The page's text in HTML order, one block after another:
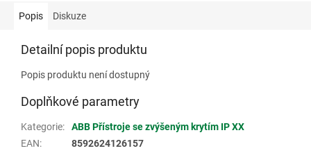
Popis Diskuze
Detailní popis produktu
Popis produktu není dostupný
Doplňkové parametry
Kategorie:
ABB Přístroje se zvýšeným krytím IP XX
EAN: 8592624126157